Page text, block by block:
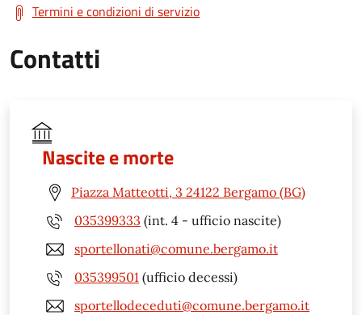
Termini e condizioni di servizio
Contatti
Nascite e morte
Piazza Matteotti, 3 24122 Bergamo (BG)
035399333 (int. 4 - ufficio nascite)
sportellonati@comune.bergamo.it
035399501 (ufficio decessi)
sportellodeceduti@comune.bergamo.it